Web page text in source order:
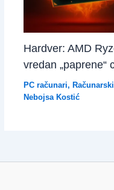
Hardver: AMD
vredan „paprene“
PC računari,
Nebojsa Kostić